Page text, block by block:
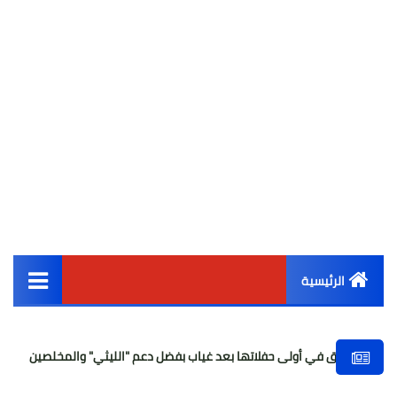
الرئيسية
أخبار مصر
أولى حفلاتها بعد غياب بفضل دعم "الليثي" والمخلصين الكاتب